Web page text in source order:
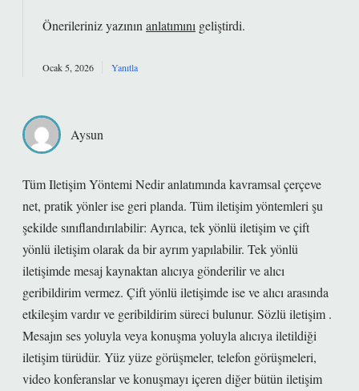
Önerileriniz yazının anlatımını geliştirdi.
Ocak 5, 2026 Yanıtla
Aysun
Tüm Iletişim Yöntemi Nedir anlatımında kavramsal çerçeve
net, pratik yönler ise geri planda. Tüm iletişim yöntemleri şu
şekilde sınıflandırılabilir: Ayrıca, tek yönlü iletişim ve çift
yönlü iletişim olarak da bir ayrım yapılabilir. Tek yönlü
iletişimde mesaj kaynaktan alıcıya gönderilir ve alıcı
geribildirim vermez. Çift yönlü iletişimde ise ve alıcı arasında
etkileşim vardır ve geribildirim süreci bulunur. Sözlü iletişim .
Mesajın ses yoluyla veya konuşma yoluyla alıcıya iletildiği
iletişim türüdür. Yüz yüze görüşmeler, telefon görüşmeleri,
video konferanslar ve konuşmayı içeren diğer bütün iletişim